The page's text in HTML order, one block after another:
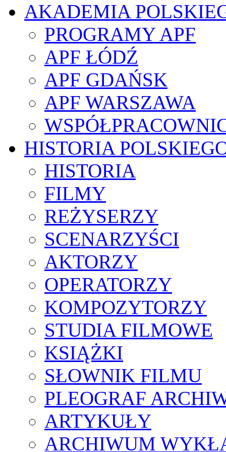
AKADEMIA
PROGRAMY APF
APF ŁÓDŹ
APF GDAŃSK
APF WARSZAWA
HISTORIA
HISTORIA
FILMY
REŻYSERZY
SCENARZYŚCI
AKTORZY
OPERATORZY
KOMPOZYTORZY
STUDIA FILMOWE
KSIĄŻKI
SŁOWNIK FILMU
PLEOGRAF
ARTYKUŁY
ARCHIWUM